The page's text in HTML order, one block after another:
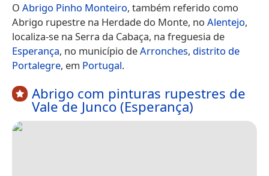
O Abrigo Pinho Monteiro, também referido como
Abrigo rupestre na Herdade do Monte, no Alentejo,
localiza-se na Serra da Cabaça, na freguesia de
Esperança, no município deArronches, distrito de
Portalegre, em Portugal.
Abrigo com pinturas rupestres de
Vale de Junco (Esperança)